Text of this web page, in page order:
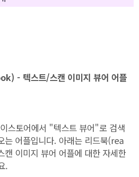
- 텍스트/스캔 이미지 뷰어 어플
스토어에서 "텍스트 뷰어"로 검색
는 어플입니다. 아래는 리드북(rea
이미지 뷰어 어플에 대한 자세한
.